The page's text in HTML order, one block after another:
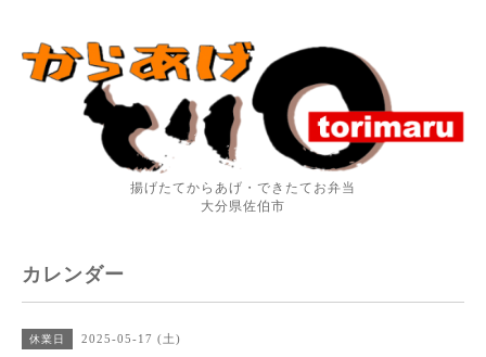
揚げたてからあげ・できたてお弁当
大分県佐伯市
カレンダー
休業日 2025-05-17 (土)